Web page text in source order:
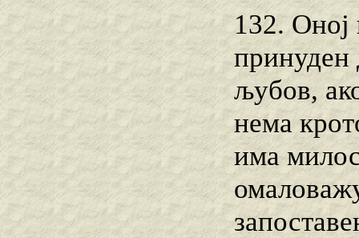
132. Оној
принуден
љубов,
нема
има